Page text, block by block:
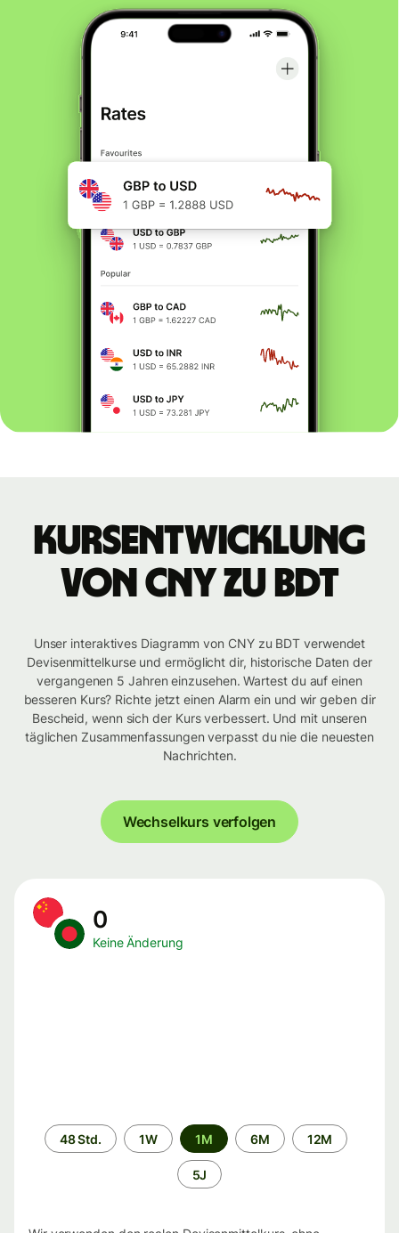
Kursentwicklung
von CNY zu BDT
Unser interaktives Diagramm von CNY zu BDT verwendet
Devisenmittelkurse und ermöglicht dir, historische Daten der
vergangenen 5 Jahren einzusehen. Wartest du auf einen
besseren Kurs? Richte jetzt einen Alarm ein und wir geben dir
Bescheid, wenn sich der Kurs verbessert. Und mit unseren
täglichen Zusammenfassungen verpasst du nie die neuesten
Nachrichten.
Wechselkurs verfolgen
0
Keine Änderung
Zeitraum
48 Std. 1W 1M 6M 12M
5J